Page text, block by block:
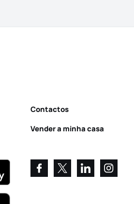
Contactos
Vender a minha casa